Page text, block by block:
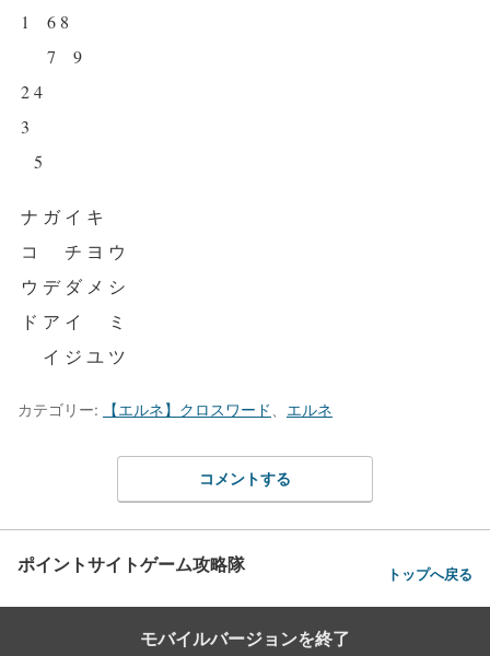
1 6 8
7
9
24
3
5
ナ ガ イ キ
コ
チ ヨ ウ
ウ デ ダ メ シ
ド ア イ
ミ
イ ジ ユ ツ
カテゴリー: 【エルネ】クロスワード エルネ
コメントする
ポイントサイトゲーム攻略隊 トップへ戻る
モバイルバージョンを終了